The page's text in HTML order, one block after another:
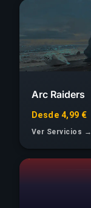
Arc Raiders
Desde 4,99 €
Ver Servicios →